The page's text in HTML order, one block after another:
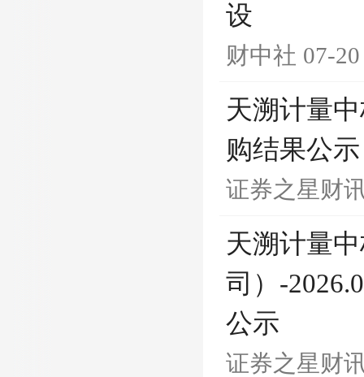
设
财中社 07-
天溯计量
购结果公示
证券之星财
天溯计量
司）-
公示
证券之星财